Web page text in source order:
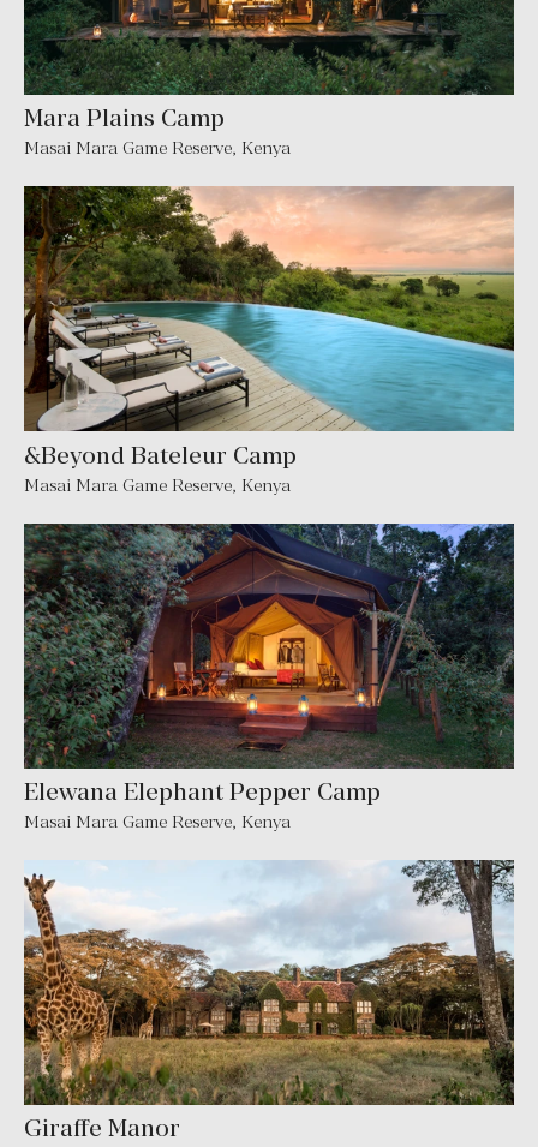
Mara Plains Camp
Masai Mara Game Reserve, Kenya
&Beyond Bateleur Camp
Masai Mara Game Reserve, Kenya
Elewana Elephant Pepper Camp
Masai Mara Game Reserve, Kenya
Giraffe Manor